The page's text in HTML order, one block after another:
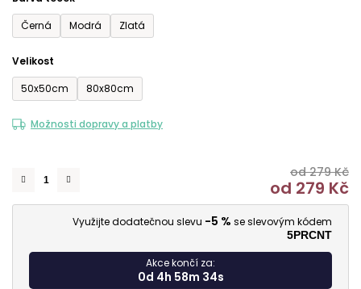
Černá
Modrá Zlatá
Velikost
50x50cm
80x80cm
Možnosti dopravy a platby
od 279 Kč
od 279 Kč
Využijte dodatečnou slevu -5 % se slevovým kódem
5PRCNT
Akce končí za:
0d 4h 58m 34s